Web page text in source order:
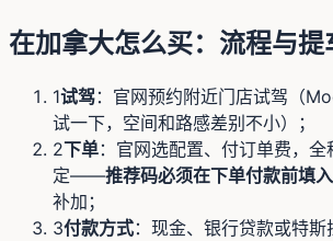
在加拿大怎么买：流程与提
1试驾：官网预约附近门店试驾（
试一下，空间和路感差别不小）；
2下单：官网选配置、付订单费，
定——推荐码必须在下单付款前填入
补加；
3付款方式：现金、银行贷款或特